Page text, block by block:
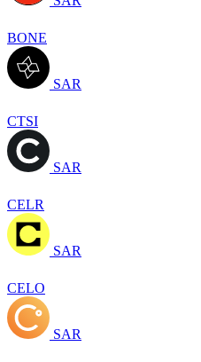
BONE
SAR
CTSI
SAR
CELR
SAR
CELO
SAR